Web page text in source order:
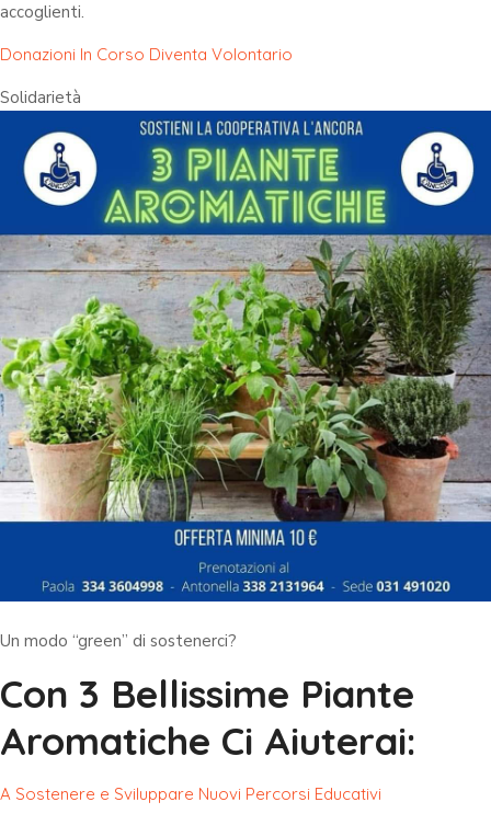
accoglienti.
Donazioni In Corso Diventa Volontario
Solidarietà
Un modo “green” di sostenerci?
Con 3 Bellissime Piante
Aromatiche Ci Aiuterai:
A Sostenere e Sviluppare Nuovi Percorsi Educativi